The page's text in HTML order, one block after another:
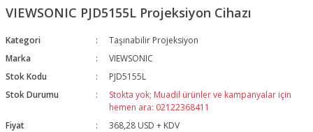
VIEWSONIC PJD5155L Projeksiyon Cihazı
Kategori
Taşınabilir Projeksiyon
Marka
VIEWSONIC
Stok Kodu
PJD5155L
Stok Durumu
Stokta yok; Muadil ürünler ve kampanyalar için
hemen ara: 02122368411
Fiyat
368,28 USD + KDV